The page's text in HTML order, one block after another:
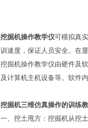
挖掘机操作教学仪可模拟真
训速度，保证人员安全。在
挖掘机操作教学仪由硬件及
及计算机主机设备等。软件
挖掘机三维仿真操作的训练
一、挖土甩方：挖掘机从挖